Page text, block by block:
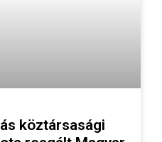
köztársasági